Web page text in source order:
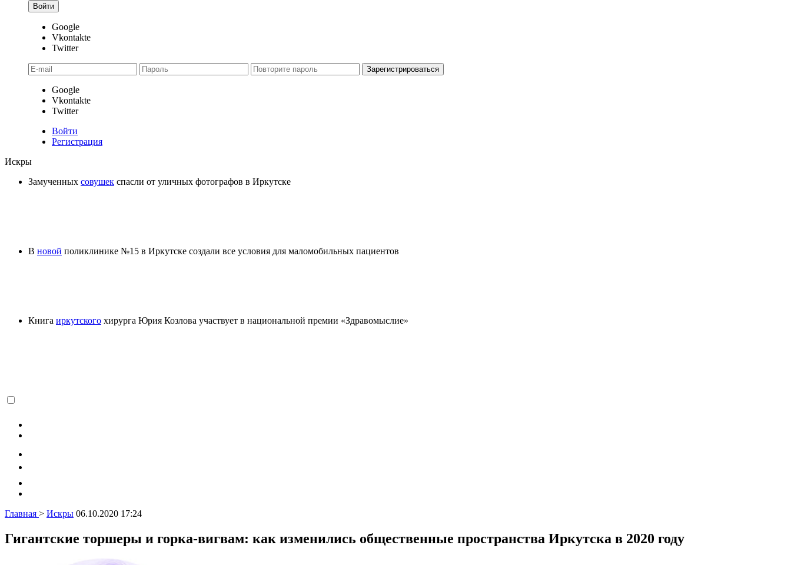
Google
Vkontakte
Twitter
Google
Vkontakte
Twitter
Войти
Регистрация
Искры
Замученных совушек спасли от уличных фотографов в Иркутске
В новой поликлинике №15 в Иркутске создали все условия для маломобильных пациентов
Книга иркутского хирурга Юрия Козлова участвует в национальной премии «Здравомыслие»
Главная > Искры 06.10.2020 17:24
Гигантские торшеры и горка-вигвам: как изменились общественные пространства Иркутска в 2020 году